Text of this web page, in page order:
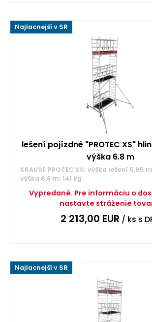
Najlacnejší v SR
lešení pojízdné "PROTEC XS"
výška 6.8 m
KRAUSE PROTEC XS; výška lešení 5,95
výška 6,8 m; 141 kg
Vypredané. Pre informáciu o
nastavte stráženie
2 213,00 EUR / ks s
Najlacnejší v SR